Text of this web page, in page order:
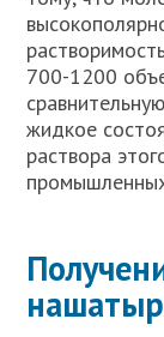
700-1200
жидкое
раствора